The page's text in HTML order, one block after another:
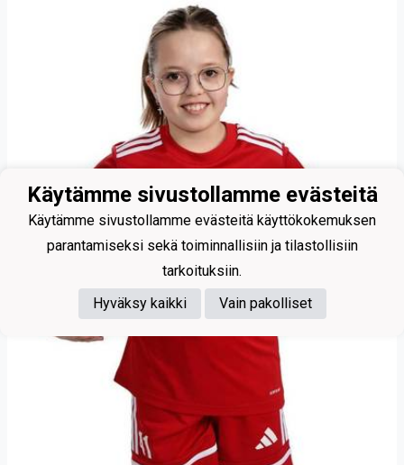
Käytämme sivustollamme evästeitä
Käytämme sivustollamme evästeitä käyttökokemuksen
parantamiseksi sekä toiminnallisiin ja tilastollisiin
tarkoituksiin.
Hyväksy kaikki
Vain pakolliset